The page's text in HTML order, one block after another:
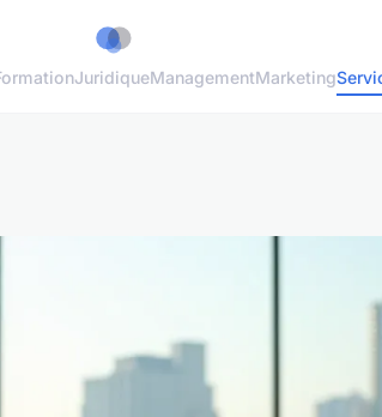
JuridiqueManagementMarketing